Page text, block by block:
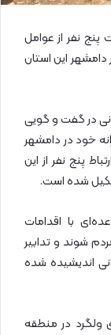
نفر از عوامل
این استان
در گفت و گویی
خود در دامشهر
پنج نفر از این
شده است.
با اقدامات
شوند و تدابیر
اندیشیده شده
در منطقه